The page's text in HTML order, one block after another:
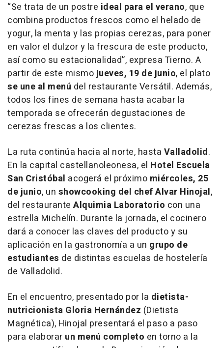
“Se trata de un postre ideal para el verano, que
combina productos frescos como el helado de
yogur, la menta y las propias cerezas, para poner
en valor el dulzor y la frescura de este producto,
así como su estacionalidad”, expresa Tierno. A
partir de este mismojueves, 19 de junio, el plato
se une al menú del restaurante Versátil. Además,
todos los fines de semana hasta acabar la
temporada se ofrecerán degustaciones de
cerezas frescas a los clientes.
La ruta continúa hacia al norte, hasta Valladolid.
En la capital castellanoleonesa, el Hotel Escuela
San Cristóbal acogerá el próximo miércoles, 25
de junio, un showcooking del chef Alvar Hinojal,
del restaurante Alquimia Laboratorio con una
estrella Michelín. Durante la jornada, el cocinero
dará a conocer las claves del producto y su
aplicación en la gastronomía a un grupo de
estudiantes de distintas escuelas de hostelería
de Valladolid.
En el encuentro, presentado por la dietista-
nutricionista Gloria Hernández (Dietista
Magnética), Hinojal presentará el paso a paso
para elaborar un menú completo en torno a la